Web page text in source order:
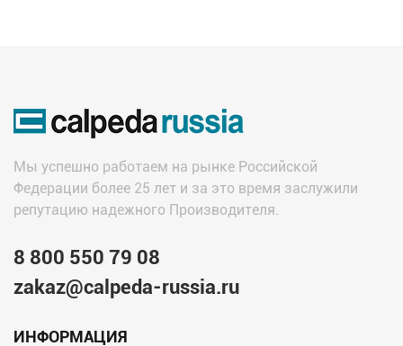
Мы успешно работаем на рынке Российской
Федерации более 25 лет и за это время заслужили
репутацию надежного Производителя.
8 800 550 79 08
zakaz@calpeda-russia.ru
ИНФОРМАЦИЯ